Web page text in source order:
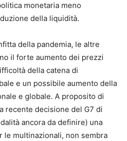
monetaria meno
della liquidità.
della pandemia, le altre
il forte aumento dei prezzi
della catena di
e un possibile aumento della
e globale. A proposito di
recente decisione del G7 di
ancora da definire) una
le multinazionali, non sembra